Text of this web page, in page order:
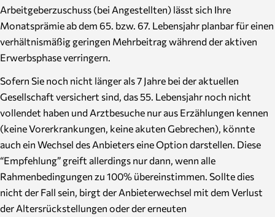
Arbeitgeberzuschuss (bei Angestellten) lässt sich Ihre
Monatsprämie ab dem 65. bzw. 67. Lebensjahr planbar für einen
verhältnismäßig geringen Mehrbeitrag während der aktiven
Erwerbsphase verringern.
Sofern Sie noch nicht länger als 7 Jahre bei der aktuellen
Gesellschaft versichert sind, das 55. Lebensjahr noch nicht
vollendet haben und Arztbesuche nur aus Erzählungen kennen
(keine Vorerkrankungen, keine akuten Gebrechen), könnte
auch ein Wechsel des Anbieters eine Option darstellen. Diese
“Empfehlung” greift allerdings nur dann, wenn alle
Rahmenbedingungen zu 100% übereinstimmen. Sollte dies
nicht der Fall sein, birgt der Anbieterwechsel mit dem Verlust
der Altersrückstellungen oder der erneuten